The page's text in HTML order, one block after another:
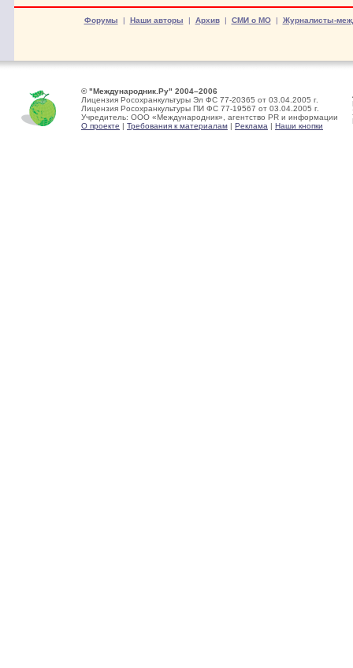
Форумы | Наши авторы | Архив| СМИ о МО| Журналисты-
© "Международник.Ру" 2004–2006
Лицензия Росохранкультуры Эл ФС 77-20365 от 03.04.2005 г.
Лицензия Росохранкультуры ПИ ФС 77-19567 от 03.04.2005 г.
Учредитель: ООО «Международник», агентство PR и информации
О проекте | Требования к материалам | Реклама | Наши кнопки